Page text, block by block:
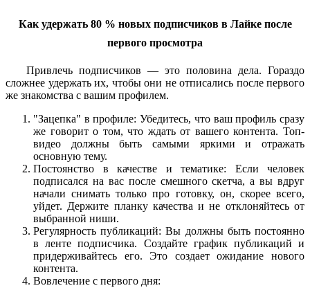
Как удержать 80 % новых подписчиков в Лайке после
первого просмотра
Привлечь подписчиков — это половина дела. Гораздо
сложнее удержать их, чтобы они не отписались после первого
же знакомства с вашим профилем.
"Зацепка" в профиле: Убедитесь, что ваш профиль сразу
же говорит о том, что ждать от вашего контента. Топ-
видео должны быть самыми яркими и отражать
основную тему.
Постоянство в качестве и тематике: Если человек
подписался на вас после смешного скетча, а вы вдруг
начали снимать только про готовку, он, скорее всего,
уйдет. Держите планку качества и не отклоняйтесь от
выбранной ниши.
Регулярность публикаций: Вы должны быть постоянно
в ленте подписчика. Создайте график публикаций и
придерживайтесь его. Это создает ожидание нового
контента.
Вовлечение с первого дня: